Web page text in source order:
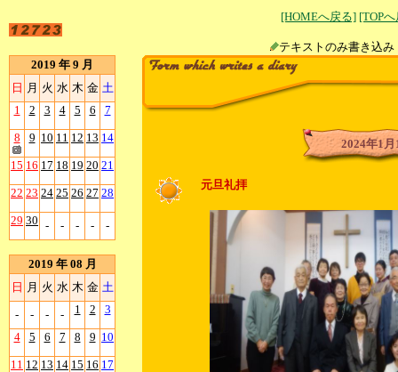
[HOMEへ戻る] [TOP
テキストのみ書
2019 年 9 月
日 月 火 水 木 金 土
1
2 3 4 5 6 7
8 9 10 11 12 13 14
15 16 17 18 19 20 21
22 23 24 25 26 27 28
29 30 - - - - -
2019 年 08 月
日 月 火 水 木 金 土
- - - - 1 2 3
4 5 6 7 8 9 10
11 12 13 14 15 16 17
2024年1月
元旦礼拝